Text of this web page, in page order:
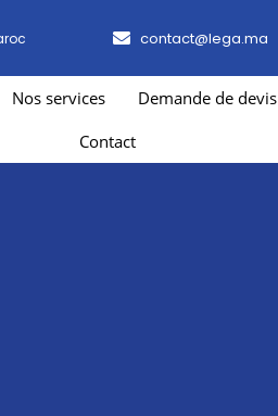
contact@lega.ma
Nos services Demande de devis
Contact